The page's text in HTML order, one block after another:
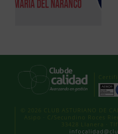
© 2026 CLUB ASTURIANO DE
Asipo · C/Secundino Roces
33428 Llanera ·